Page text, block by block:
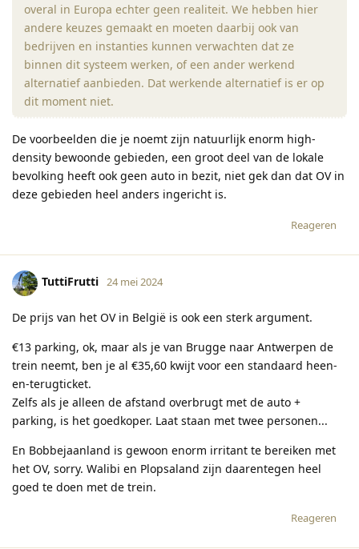
overal in Europa echter geen realiteit. We hebben hier
andere keuzes gemaakt en moeten daarbij ook van
bedrijven en instanties kunnen verwachten dat ze
binnen dit systeem werken, of een ander werkend
alternatief aanbieden. Dat werkende alternatief is er op
dit moment niet.
De voorbeelden die je noemt zijn natuurlijk enorm high-
density bewoonde gebieden, een groot deel van de lokale
bevolking heeft ook geen auto in bezit, niet gek dan dat OV in
deze gebieden heel anders ingericht is.
Reageren
TuttiFrutti 24 mei 2024
De prijs van het OV in België is ook een sterk argument.
€13 parking, ok, maar als je van Brugge naar Antwerpen de
trein neemt, ben je al €35,60 kwijt voor een standaard heen-
en-terugticket.
Zelfs als je alleen de afstand overbrugt met de auto +
parking, is het goedkoper. Laat staan met twee personen...
En Bobbejaanland is gewoon enorm irritant te bereiken met
het OV, sorry. Walibi en Plopsaland zijn daarentegen heel
goed te doen met de trein.
Reageren